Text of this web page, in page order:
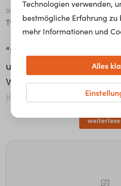
Stadt
Tyrol
“Sachen zu versuchen,
und neue Wege zu
Weger wichtig und rät
jährigen Ich, keine Angst
haben. Als
Automation and
Technologien verwenden,
bestmögliche Erfahrung zu
mehr Informationen und
Alles